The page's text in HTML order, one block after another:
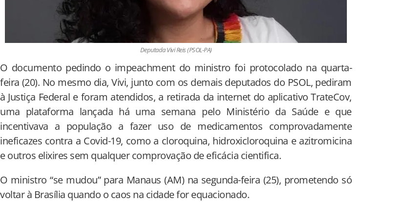
Deputada Vivi Reis (PSOL-PA)
O documento pedindo o impeachment do ministro foi protocolado na quarta-
feira (20). No mesmo dia, Vivi, junto com os demais deputados do PSOL, pediram
à Justiça Federal e foram atendidos, a retirada da internet do aplicativo TrateCov,
uma plataforma lançada há uma semana pelo Ministério da Saúde e que
incentivava a população a fazer uso de medicamentos comprovadamente
ineficazes contra a Covid-19, como a cloroquina, hidroxicloroquina e azitromicina
e outros elixires sem qualquer comprovação de eficácia cientifica.
O ministro “se mudou” para Manaus (AM) na segunda-feira (25), prometendo só
voltar à Brasília quando o caos na cidade for equacionado.